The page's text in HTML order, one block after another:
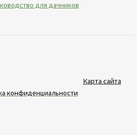
для дачников
Карта сайта
конфиденциальности